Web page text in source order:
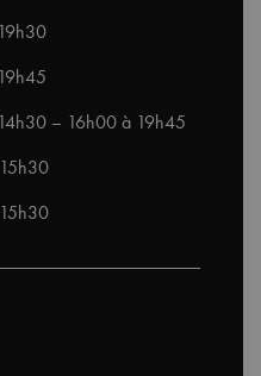
– 16h00 à 19h45